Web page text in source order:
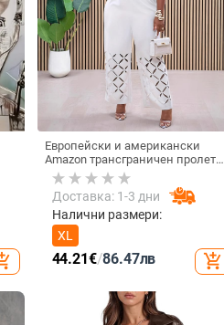
Европейски и американски
Amazon трансграничен пролетен
нов комплект от 2 части с
бродерия в едноцветен цвят,
асиметричен, с бродерия на
раменете
Доставка: 1-3 дни
Налични размери:
XL
44.21€/86.47лв add_shopping_cart